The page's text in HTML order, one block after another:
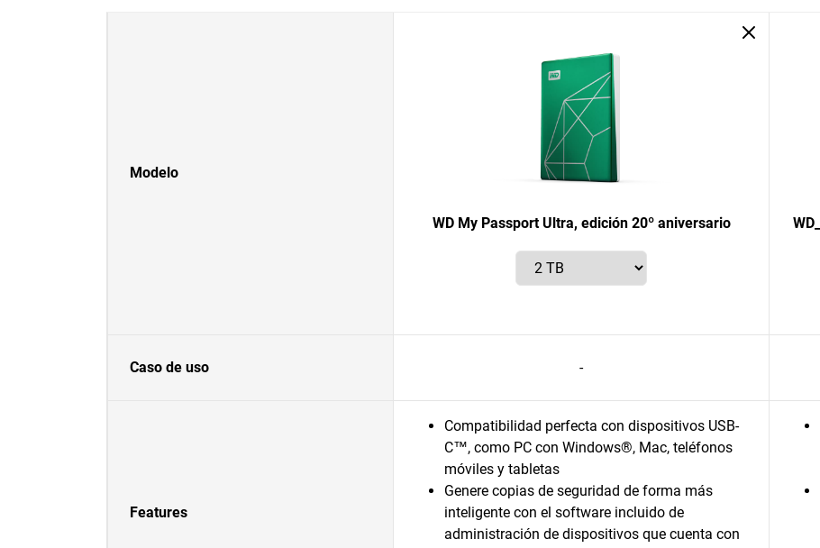
Modelo
WD My Passport Ultra, edición 20º aniversario
Caso de uso -
Features
Compatibilidad perfecta con dispositivos USB-
C™, como PC con Windows®, Mac, teléfonos
móviles y tabletas
Genere copias de seguridad de forma más
inteligente con el software incluido de
administración de dispositivos que cuenta con